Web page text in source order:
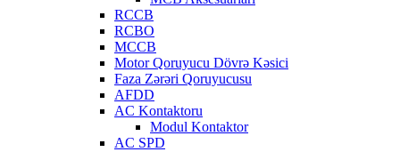
RCCB
RCBO
MCCB
Motor Qoruyucu Dövrə Kəsici
Faza Zərəri Qoruyucusu
AFDD
AC Kontaktoru
Modul Kontaktor
AC SPD